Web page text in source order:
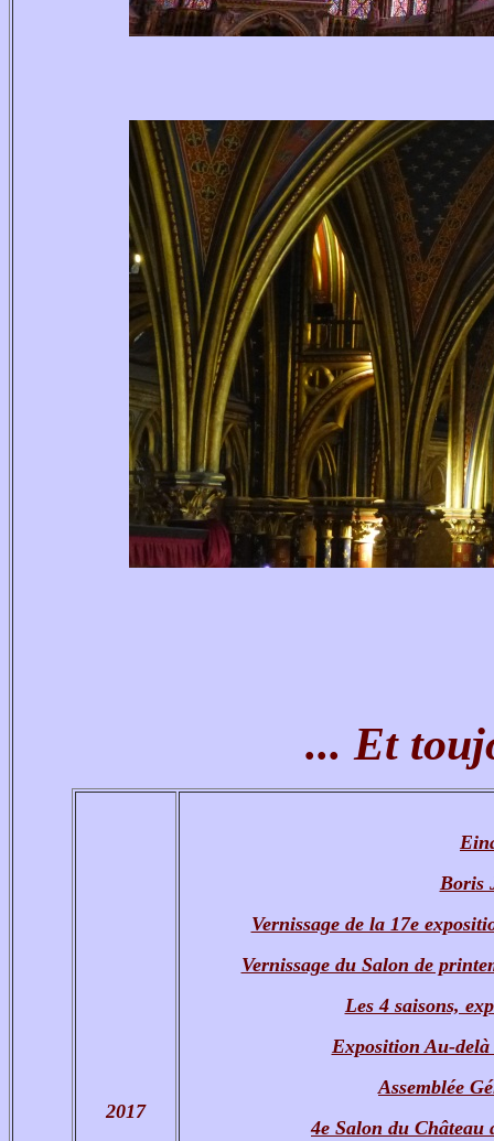
... Et
2017
Boris
Vernissage de la 17e
Vernissage du Salon de
Les 4 saisons,
Exposition Au-delà
Assemblée
4e Salon du Château